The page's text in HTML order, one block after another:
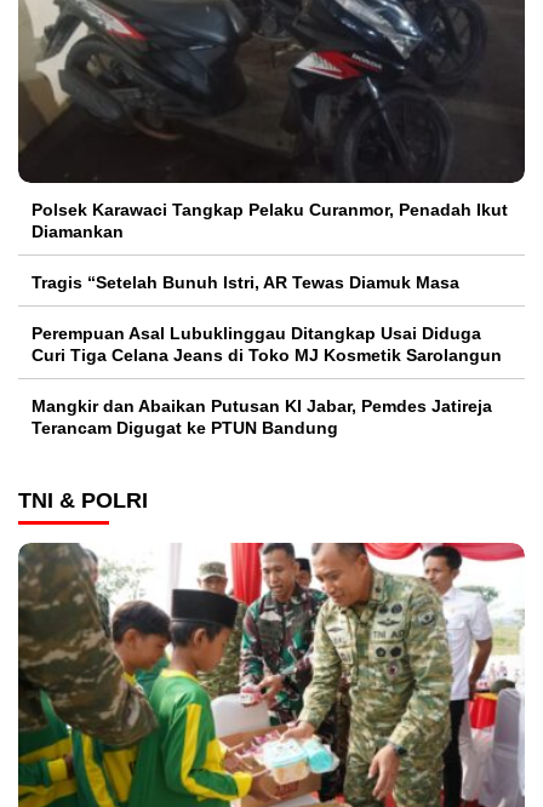
Polsek Karawaci Tangkap Pelaku Curanmor, Penadah Ikut
Diamankan
Tragis “Setelah Bunuh Istri, AR Tewas Diamuk Masa
Perempuan Asal Lubuklinggau Ditangkap Usai Diduga
Curi Tiga Celana Jeans di Toko MJ Kosmetik Sarolangun
Mangkir dan Abaikan Putusan KI Jabar, Pemdes Jatireja
Terancam Digugat ke PTUN Bandung
TNI & POLRI